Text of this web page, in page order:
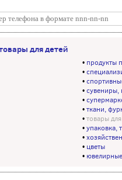
для детей
• продукты
•
•
•сувениры,
•
•ткани,
•товары
•упаковка,
•
• цветы
•